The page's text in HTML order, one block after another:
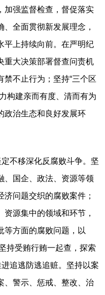
加强监督检查，督促落实
全面贯彻新发展理念，
平上持续向前。在严明纪
重大决策部署督查问责机
不止行为；坚持“三个区
构建亲而有度、清而有为
政治生态和良好发展环
移深化反腐败斗争。坚
、国企、政法、资源等领
问题交织的腐败案件；
源集中的领域和环节，
等方面的腐败问题，以
持受贿行贿一起查，探索
追逃防逃追赃。坚持以案
、警示、惩戒、整改、治